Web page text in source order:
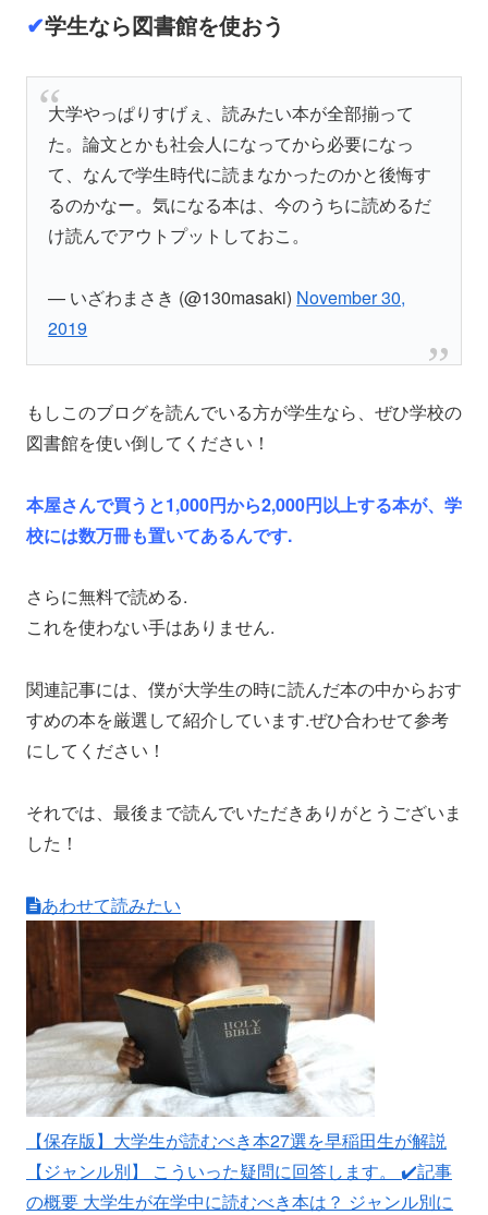
✔︎学生なら図書館を使おう
大学やっぱりすげぇ、読みたい本が全部揃って
た。論文とかも社会人になってから必要になっ
て、なんで学生時代に読まなかったのかと後悔す
るのかなー。気になる本は、今のうちに読めるだ
け読んでアウトプットしておこ。
— いざわまさき (@130masaki) November 30,
2019
もしこのブログを読んでいる方が学生なら、ぜひ学校の
図書館を使い倒してください！
本屋さんで買うと1,000円から2,000円以上する本が、学
校には数万冊も置いてあるんです.
さらに無料で読める.
これを使わない手はありません.
関連記事には、僕が大学生の時に読んだ本の中からおす
すめの本を厳選して紹介しています.ぜひ合わせて参考
にしてください！
それでは、最後まで読んでいただきありがとうございま
した！
あわせて読みたい
【保存版】大学生が読むべき本27選を早稲田生が解説
【ジャンル別】
こういった疑問に回答します。 ✔️記事
の概要 大学生が在学中に読むべき本は？ ジャンル別に